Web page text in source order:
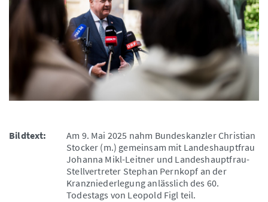
Bildtext:
Am 9. Mai 2025 nahm Bundeskanzler Christian
Stocker (m.) gemeinsam mit Landeshauptfrau
Johanna Mikl-Leitner und Landeshauptfrau-
Stellvertreter Stephan Pernkopf an der
Kranzniederlegung anlässlich des 60.
Todestags von Leopold Figl teil.